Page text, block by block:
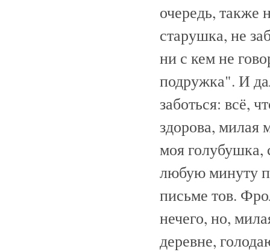
очередь, также
старушка, не
ни с кем не
подружка". И
заботься: всё,
здорова, милая
моя голубушка,
любую минуту
письме тов.
нечего, но,
деревне,